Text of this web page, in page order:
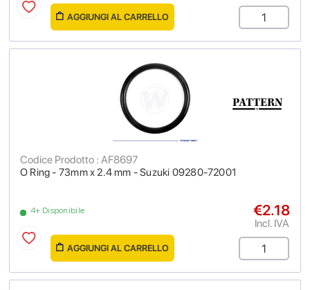
AGGIUNGI AL CARRELLO
O Ring - 73mm x 2.4 mm - Suzuki 09280-72001
Codice Prodotto : AF8697
4+ Disponibile €2.18
Incl. IVA
AGGIUNGI AL CARRELLO